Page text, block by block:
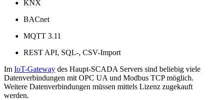
KNX
BACnet
MQTT 3.11
REST API, SQL-, CSV-Import
Im IoT-Gateway des Haupt-SCADA Servers sind beliebig viele
Datenverbindungen mit OPC UA und Modbus TCP möglich.
Weitere Datenverbindungen müssen mittels Lizenz zugekauft
werden.